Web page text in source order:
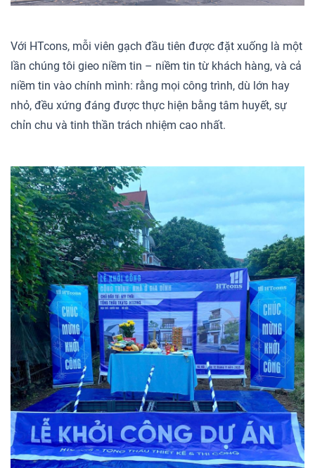
Với HTcons, mỗi viên gạch đầu tiên được đặt xuống là một
lần chúng tôi gieo niềm tin – niềm tin từ khách hàng, và cả
niềm tin vào chính mình: rằng mọi công trình, dù lớn hay
nhỏ, đều xứng đáng được thực hiện bằng tâm huyết, sự
chỉn chu và tinh thần trách nhiệm cao nhất.